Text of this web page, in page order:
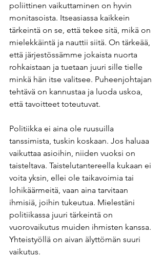
poliittinen vaikuttaminen on hyvin
monitasoista. Itseasiassa kaikkein
tärkeintä on se, että tekee sitä, mikä on
mielekkäintä ja nauttii siitä. On tärkeää,
että järjestössämme jokaista nuorta
rohkaistaan ja tuetaan juuri sille tielle
minkä hän itse valitsee. Puheenjohtajan
tehtävä on kannustaa ja luoda uskoa,
että tavoitteet toteutuvat.
Politiikka ei aina ole ruusuilla
tanssimista, tuskin koskaan. Jos haluaa
vaikuttaa asioihin, niiden vuoksi on
taisteltava. Taistelutantereella kukaan ei
voita yksin, ellei ole taikavoimia tai
lohikäärmeitä, vaan aina tarvitaan
ihmisiä, joihin tukeutua. Mielestäni
politiikassa juuri tärkeintä on
vuorovaikutus muiden ihmisten kanssa.
Yhteistyöllä on aivan älyttömän suuri
vaikutus.